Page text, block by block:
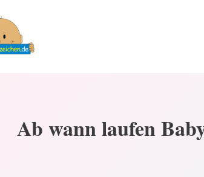
Ab wann laufen